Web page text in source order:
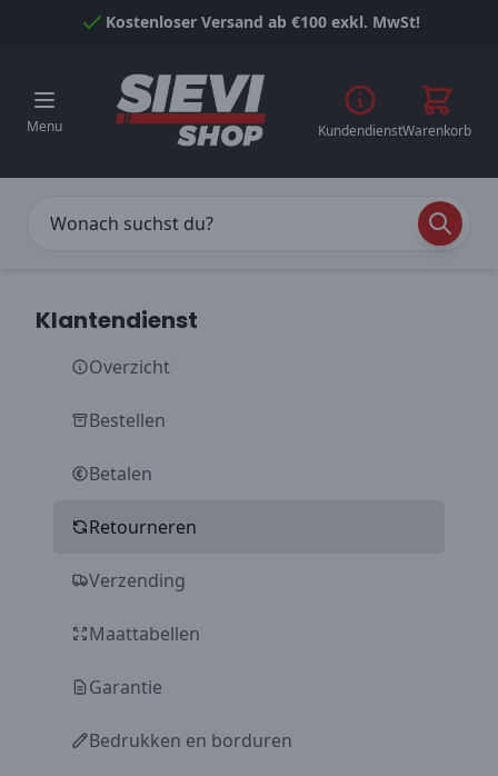
Skip to ContentKostenloser Versand ab €100 exkl. MwSt!
Menu KundendienstWarenkorb
Klantendienst
Overzicht
Bestellen
Betalen
Retourneren
Verzending
Maattabellen
Garantie
Bedrukken en borduren